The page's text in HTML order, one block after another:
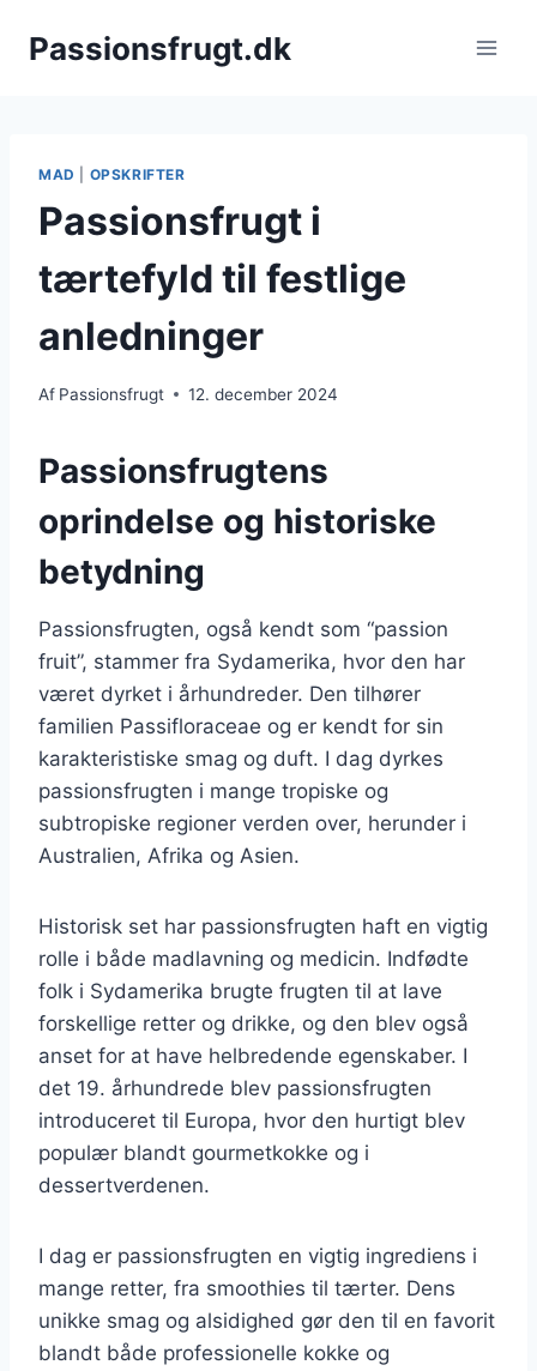
Passionsfrugt.dk
MAD OPSKRIFTER
Passionsfrugt i
tærtefyld til festlige
anledninger
Af Passionsfrugt 12. december 2024
Passionsfrugtens
oprindelse og historiske
betydning
Passionsfrugten, også kendt som “passion
fruit”, stammer fra Sydamerika, hvor den har
været dyrket i århundreder. Den tilhører
familien Passifloraceae og er kendt for sin
karakteristiske smag og duft. I dag dyrkes
passionsfrugten i mange tropiske og
subtropiske regioner verden over, herunder i
Australien, Afrika og Asien.
Historisk set har passionsfrugten haft en vigtig
rolle i både madlavning og medicin. Indfødte
folk i Sydamerika brugte frugten til at lave
forskellige retter og drikke, og den blev også
anset for at have helbredende egenskaber. I
det 19. århundrede blev passionsfrugten
introduceret til Europa, hvor den hurtigt blev
populær blandt gourmetkokke og i
dessertverdenen.
I dag er passionsfrugten en vigtig ingrediens i
mange retter, fra smoothies til tærter. Dens
unikke smag og alsidighed gør den til en favorit
blandt både professionelle kokke og